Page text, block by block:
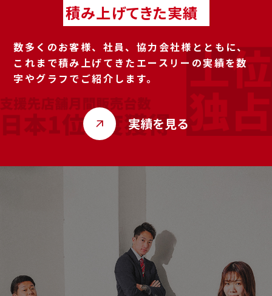
積み上げてきた実績
数多くのお客様、社員、協力会社様とともに、
これまで積み上げてきたエースリーの実績を数
字やグラフでご紹介します。
実績を見る